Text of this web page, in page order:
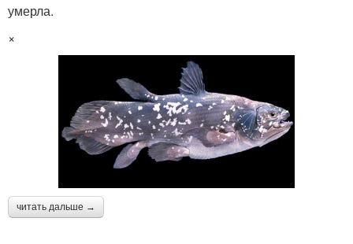
умерла.
×
читать дальше →